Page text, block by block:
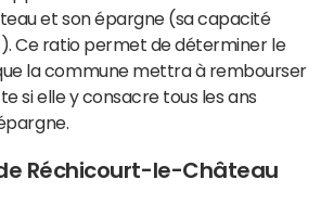
et son épargne (sa capacité
Ce ratio permet de déterminer le
la commune mettra à rembourser
si elle y consacre tous les ans
Réchicourt-le-Château